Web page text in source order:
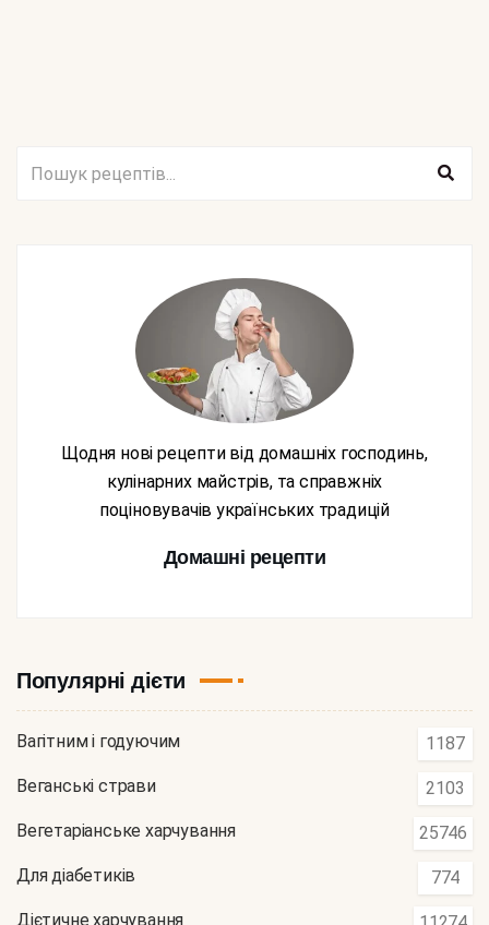
Щодня нові рецепти від домашніх господинь,
кулінарних майстрів, та справжніх
поціновувачів українських традицій
Домашні рецепти
Популярні дієти
Вагітним і годуючим 1187
Веганські страви 2103
Вегетаріанське харчування 25746
Для діабетиків 774
Дієтичне харчування